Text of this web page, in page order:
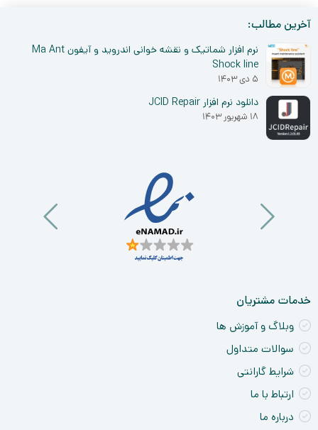
آخرین مطالب:
نرم افزار شماتیک و نقشه خوانی اندروید و آیفون Ma Ant
Shock line
۵ دی ۱۴۰۳
دانلود نرم افزار JCID Repair
۱۸ شهریور ۱۴۰۳
خدمات مشتریان
وبلاگ و آموزش ها
سوالات متداول
شرایط گارانتی
ارتباط با ما
درباره ما